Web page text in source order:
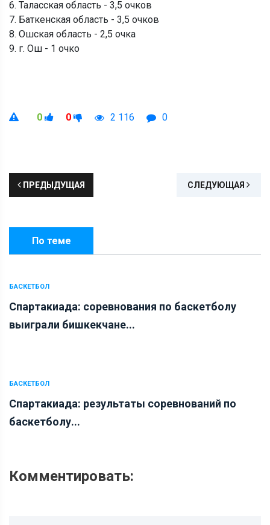
6. Таласская область - 3,5 очков
7. Баткенская область - 3,5 очков
8. Ошская область - 2,5 очка
9. г. Ош - 1 очко
0 0 2 116 0
ПРЕДЫДУЩАЯ СЛЕДУЮЩАЯ
По теме
БАСКЕТБОЛ
Спартакиада: соревнования по баскетболу
выиграли бишкекчане...
БАСКЕТБОЛ
Спартакиада: результаты соревнований по
баскетболу...
Комментировать: